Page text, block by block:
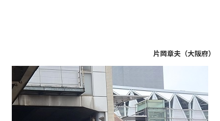
片岡章夫（大阪府）